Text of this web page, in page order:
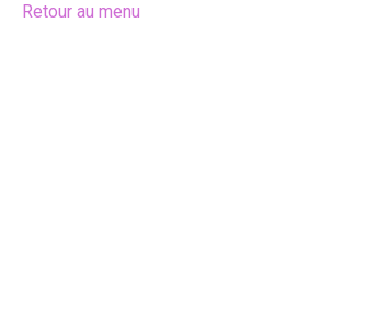
Retour au menu